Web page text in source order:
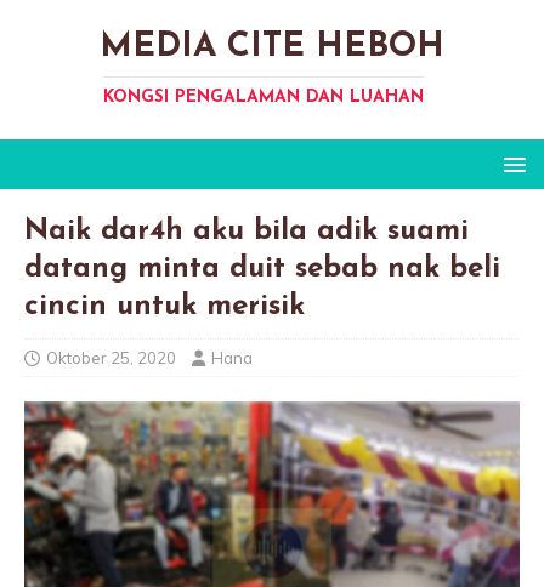
MEDIA CITE HEBOH
KONGSI PENGALAMAN DAN LUAHAN
Naik dar4h aku bila adik suami
datang minta duit sebab nak beli
cincin untuk merisik
Oktober 25, 2020 Hana